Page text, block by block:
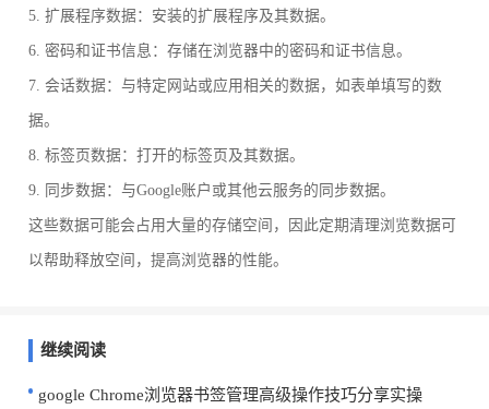
5. 扩展程序数据：安装的扩展程序及其数据。
6. 密码和证书信息：存储在浏览器中的密码和证书信息。
7. 会话数据：与特定网站或应用相关的数据，如表单填写的数
据。
8. 标签页数据：打开的标签页及其数据。
9. 同步数据：与Google账户或其他云服务的同步数据。
这些数据可能会占用大量的存储空间，因此定期清理浏览数据可
以帮助释放空间，提高浏览器的性能。
继续阅读
google Chrome浏览器书签管理高级操作技巧分享实操